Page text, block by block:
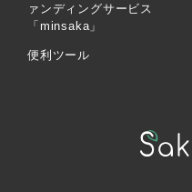
ァンディングサービス
「minsaka」
便利ツール